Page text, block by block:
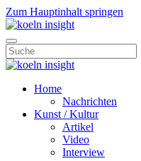
Zum Hauptinhalt springen
Home
Nachrichten
Kunst / Kultur
Artikel
Video
Interview